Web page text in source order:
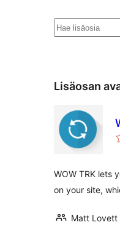
Etsi
Lisäosan
WOW TRK lets
on your site,
Matt Lovett